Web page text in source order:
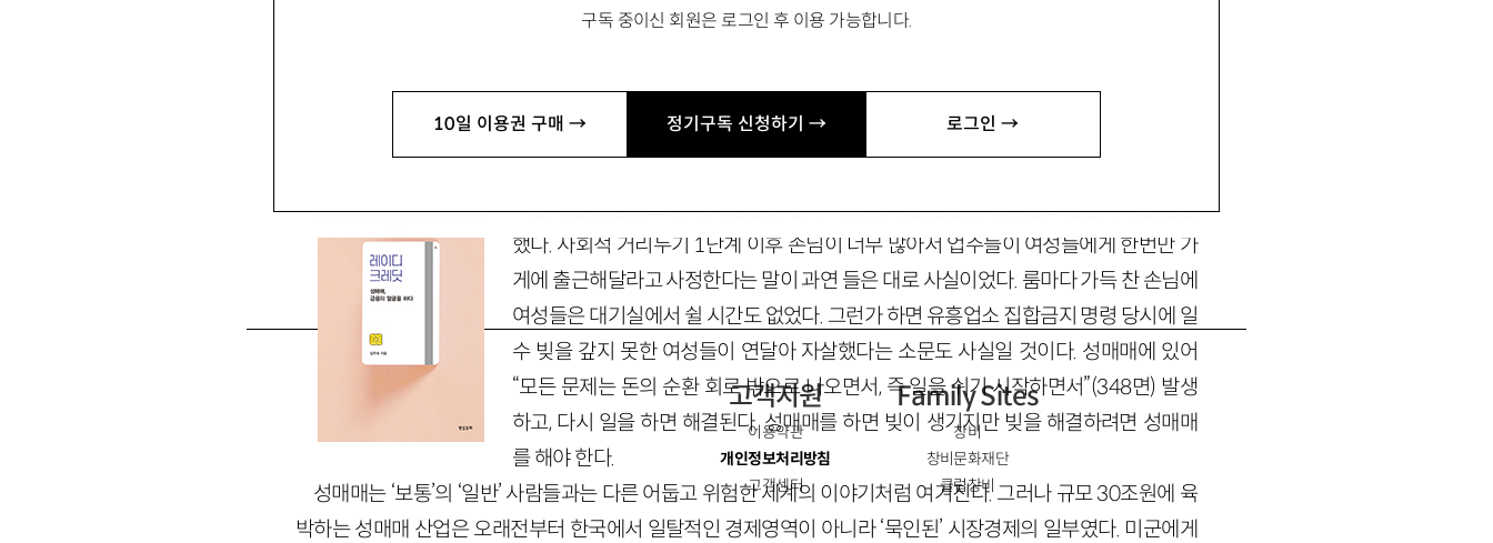
구독 중이신 회원은 로그인 후 이용 가능합니다.
10일 이용권 구매 → 정기구독 신청하기 → 로그인 →
얼마 전 유흥업소 종사 여성들을 만나기 위해 서울 장안동 유흥업소 밀집지역을 방문
했다. 사회적 거리두기 1단계 이후 손님이 너무 많아서 업주들이 여성들에게 한번만 가
게에 출근해달라고 사정한다는 말이 과연 들은 대로 사실이었다. 룸마다 가득 찬 손님에
여성들은 대기실에서 쉴 시간도 없었다. 그런가 하면 유흥업소 집합금지 명령 당시에 일
수 빚을 갚지 못한 여성들이 연달아 자살했다는 소문도 사실일 것이다. 성매매에 있어
“모든 문제는 돈의 순환 회로 밖으로 나오면서, 즉 일을 쉬기 시작하면서”(348면) 발생
하고, 다시 일을 하면 해결된다. 성매매를 하면 빚이 생기지만 빚을 해결하려면 성매매
를 해야 한다.
성매매는 ‘보통’의 ‘일반’ 사람들과는 다른 어둡고 위험한 세계의 이야기처럼 여겨진다. 그러나 규모 30조원에 육
박하는 성매매 산업은 오래전부터 한국에서 일탈적인 경제영역이 아니라 ‘묵인된’ 시장경제의 일부였다. 미군에게
고객지원
이용약관
개인정보처리방침
고객센터
Family Sites
창비
창비문화재단
클럽창비